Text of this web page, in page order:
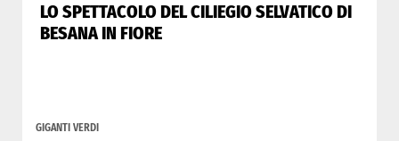
LO SPETTACOLO DEL CILIEGIO SELVATICO DI
BESANA IN FIORE
GIGANTI VERDI